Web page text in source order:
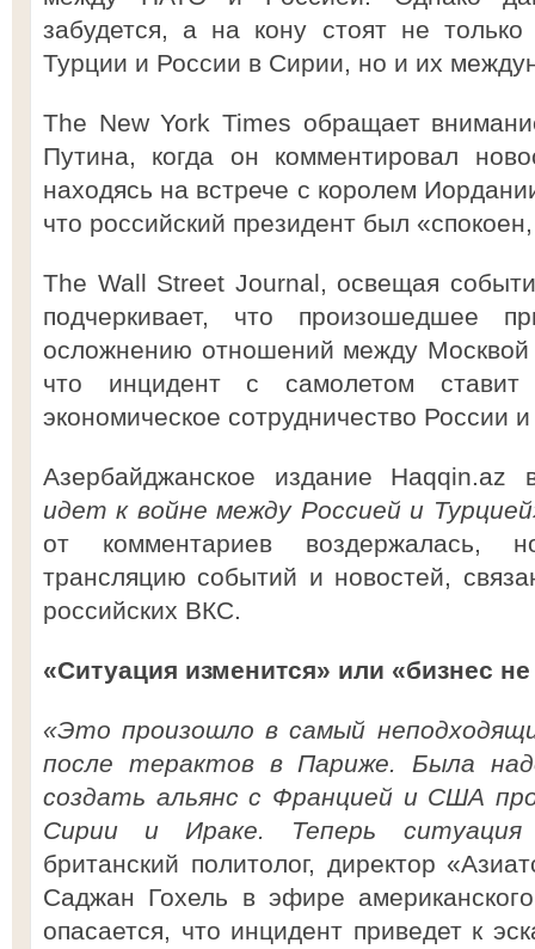
забудется, а на кону стоят не только
Турции и России в Сирии, но и их
The New York Times обращает
Путина, когда он комментировал
находясь на встрече с королем
что российский президент был
The Wall Street Journal, освещая
подчеркивает, что произошедшее
осложнению отношений между
что инцидент с самолетом
экономическое сотрудничество России
Азербайджанское издание
идет к войне между Россией и
от комментариев воздержалась,
трансляцию событий и новостей,
российских ВКС.
«Ситуация изменится» или «бизнес
«Это произошло в самый
после терактов в Париже. Была
создать альянс с Францией и США
Сирии и Ираке. Теперь ситуация
британский политолог, директор
Саджан Гохель в эфире
опасается, что инцидент приведет к